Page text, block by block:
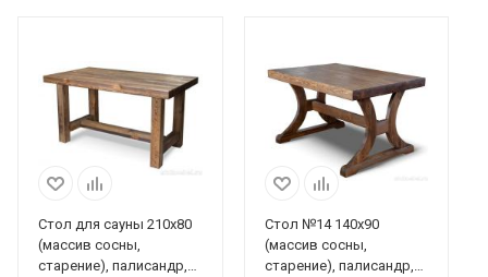
Стол для сауны 210х80
(массив сосны,
старение), палисандр,
Стол №14 140х90
(массив сосны,
старение), палисандр,